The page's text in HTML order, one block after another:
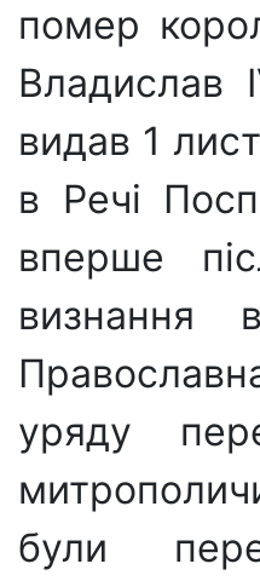
помер
Владислав
видав 1
в Речі
вперше
визнання
уряду
були